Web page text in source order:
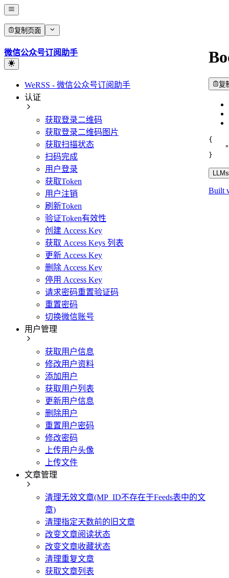
复制页面
微信公众号订阅助手
WeRSS - 微信公众号订阅助手
认证
获取登录二维码
获取登录二维码图片
获取扫描状态
扫码完成
用户登录
获取Token
用户注销
刷新Token
验证Token有效性
创建 Access Key
获取 Access Keys 列表
更新 Access Key
删除 Access Key
停用 Access Key
请求密码重置验证码
重置密码
切换微信账号
用户管理
获取用户信息
修改用户资料
添加用户
获取用户列表
更新用户信息
删除用户
重置用户密码
修改密码
上传用户头像
上传文件
文章管理
清理无效文章(MP_ID不存在于Feeds表中的文
章)
清理指定天数前的旧文章
改变文章阅读状态
改变文章收藏状态
清理重复文章
获取文章列表
复
{
}
Built